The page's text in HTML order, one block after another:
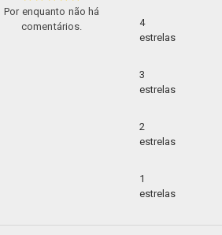
Por enquanto não há
comentários.
4
estrelas
3
estrelas
2
estrelas
1
estrelas